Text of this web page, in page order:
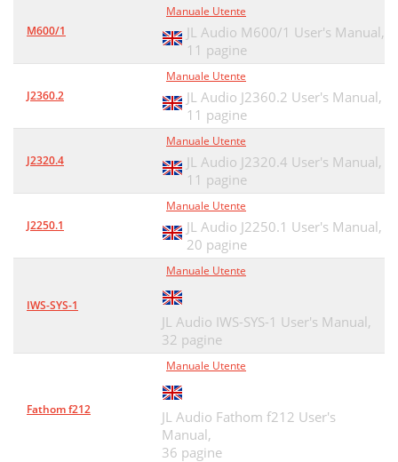
M600/1
Manuale Utente
JL Audio M600/1 User's Manual,
11 pagine
J2360.2
Manuale Utente
JL Audio J2360.2 User's Manual,
11 pagine
J2320.4
Manuale Utente
JL Audio J2320.4 User's Manual,
11 pagine
J2250.1
Manuale Utente
JL Audio J2250.1 User's Manual,
20 pagine
IWS-SYS-1
Manuale Utente
JL Audio IWS-SYS-1 User's Manual,
32 pagine
Fathom f212
Manuale Utente
JL Audio Fathom f212 User's
Manual,
36 pagine